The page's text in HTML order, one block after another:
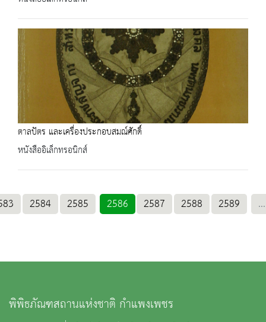
ตาลปัตร และเครื่องประกอบสมณ์ศักดิ์
หนังสืออิเล็กทรอนิกส์
2584 2585 2586 2587 2588 2589 ...
พิพิธภัณฑสถานแห่งชาติ กำแพงเพชร